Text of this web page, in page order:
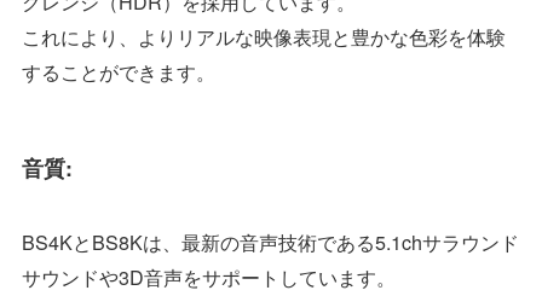
これにより、よりリアルな映像表現と豊かな色彩を体験
することができます。
音質:
BS4KとBS8Kは、最新の音声技術である5.1chサラウンド
サウンドや3D音声をサポートしています。